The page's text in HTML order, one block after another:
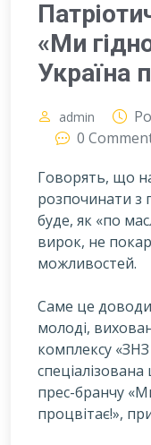
«Ми
Україна
admin
0
Говорять, що
розпочинати з
буде, як «по
вирок, не
можливостей.
Саме це
молоді,
комплексу «ЗНЗ
прес-бранчу
процвітає!»,